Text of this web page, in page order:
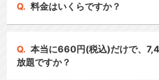
料金はいくらですか？
本当に660円(税込)だけで、
放題ですか？